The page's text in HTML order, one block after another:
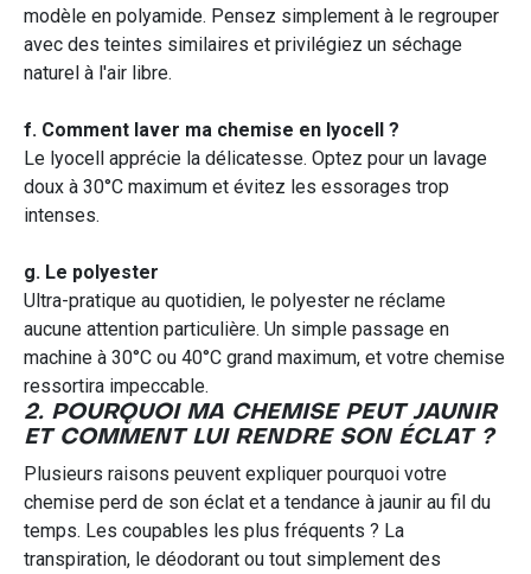
modèle en polyamide. Pensez simplement à le regrouper
avec des teintes similaires et privilégiez un séchage
naturel à l'air libre.
f. Comment laver ma chemise en lyocell ?
Le lyocell apprécie la délicatesse. Optez pour un lavage
doux à 30°C maximum et évitez les essorages trop
intenses.
g. Le polyester
Ultra-pratique au quotidien, le polyester ne réclame
aucune attention particulière. Un simple passage en
machine à 30°C ou 40°C grand maximum, et votre chemise
ressortira impeccable.
2. POURQUOI MA CHEMISE PEUT JAUNIR
ET COMMENT LUI RENDRE SON ÉCLAT ?
Plusieurs raisons peuvent expliquer pourquoi votre
chemise perd de son éclat et a tendance à jaunir au fil du
temps. Les coupables les plus fréquents ? La
transpiration, le déodorant ou tout simplement des